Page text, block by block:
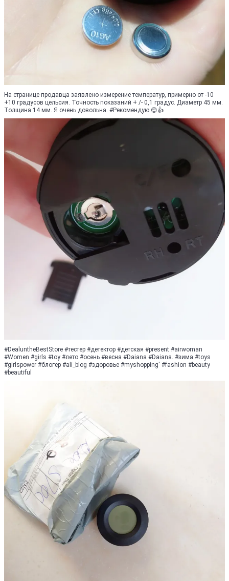
На странице продавца заявлено измерение температур, примерно от -10
+10 градусов цельсия. Точность показаний + /- 0,1 градус. Диаметр 45 мм.
Толщина 14 мм. Я очень довольна. #Рекомендую 😊👍
#DealuntheBestStore #тестер #детектор #детская #present #airwoman
#Women #girls #toy #лето #осень #весна #Daiana #Daiana. #зима #toys
#girlspower #блoгep #ali_blog #здоровье #myshopping' #fashion #beauty
#beautiful